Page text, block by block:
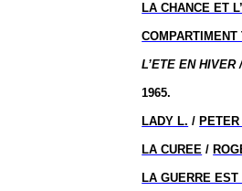
LA CHANCE ET
COMPARTIMENT
L’ETE EN HIVER
1965.
LADY L. /
LA CUREE /
LA GUERRE EST